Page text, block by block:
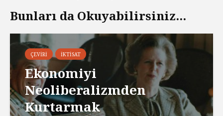
Bunları da Okuyabilirsiniz...
ÇEVIRI İKTISAT
Ekonomiyi
Neoliberalizmden
Kurtarmak